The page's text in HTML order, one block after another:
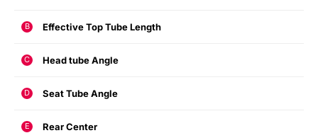
B Effective Top Tube Length
C Head tube Angle
D Seat Tube Angle
E Rear Center